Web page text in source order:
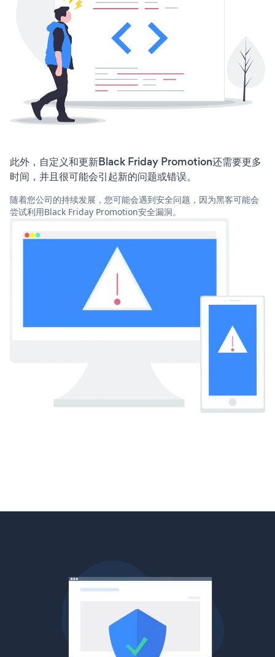
此外，自定义和更新Black Friday Promotion还需要更多
时间，并且很可能会引起新的问题或错误。
随着您公司的持续发展，您可能会遇到安全问题，因为黑客可能会
尝试利用Black Friday Promotion安全漏洞。